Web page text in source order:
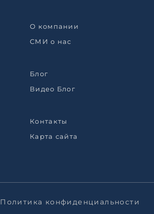
О компании
СМИ о нас
Блог
Видео Блог
Контакты
Карта сайта
Политика конфиденциальности